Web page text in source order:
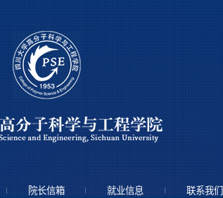
院长信箱 就业信息 联系我们